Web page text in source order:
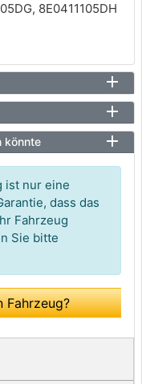
8E0411105DH
könnte
ist nur eine
dass das
Fahrzeug
Sie bitte
Fahrzeug?